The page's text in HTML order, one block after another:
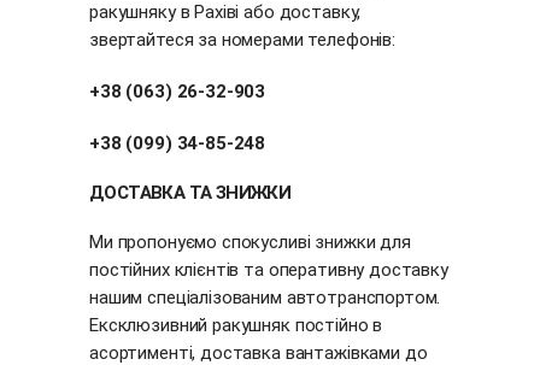
ракушняку в Рахіві або доставку,
звертайтеся за номерами телефонів:
+38 (063) 26-32-903
+38 (099) 34-85-248
ДОСТАВКА ТА ЗНИЖКИ
Ми пропонуємо спокусливі знижки для
постійних клієнтів та оперативну доставку
нашим спеціалізованим автотранспортом.
Ексклюзивний ракушняк постійно в
асортименті, доставка вантажівками до